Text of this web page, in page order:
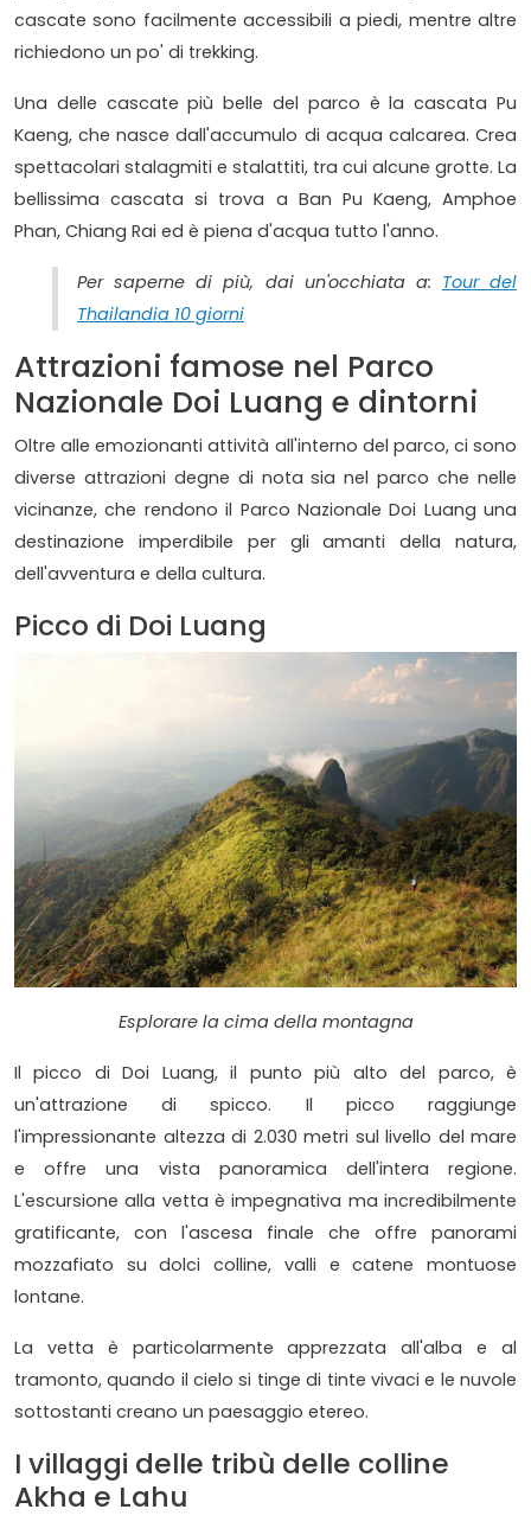
cascate sono facilmente accessibili a piedi, mentre altre
richiedono un po' di trekking.
Una delle cascate più belle del parco è la cascata Pu
Kaeng, che nasce dall'accumulo di acqua calcarea. Crea
spettacolari stalagmiti e stalattiti, tra cui alcune grotte. La
bellissima cascata si trova a Ban Pu Kaeng, Amphoe
Phan, Chiang Rai ed è piena d'acqua tutto l'anno.
Per saperne di più, dai un'occhiata a: Tour del
Thailandia 10 giorni
Attrazioni famose nel Parco
Nazionale Doi Luang e dintorni
Oltre alle emozionanti attività all'interno del parco, ci sono
diverse attrazioni degne di nota sia nel parco che nelle
vicinanze, che rendono il Parco Nazionale Doi Luang una
destinazione imperdibile per gli amanti della natura,
dell'avventura e della cultura.
Picco di Doi Luang
Esplorare la cima della montagna
Il picco di Doi Luang, il punto più alto del parco, è
un'attrazione di spicco. Il picco raggiunge
l'impressionante altezza di 2.030 metri sul livello del mare
e offre una vista panoramica dell'intera regione.
L'escursione alla vetta è impegnativa ma incredibilmente
gratificante, con l'ascesa finale che offre panorami
mozzafiato su dolci colline, valli e catene montuose
lontane.
La vetta è particolarmente apprezzata all'alba e al
tramonto, quando il cielo si tinge di tinte vivaci e le nuvole
sottostanti creano un paesaggio etereo.
I villaggi delle tribù delle colline
Akha e Lahu